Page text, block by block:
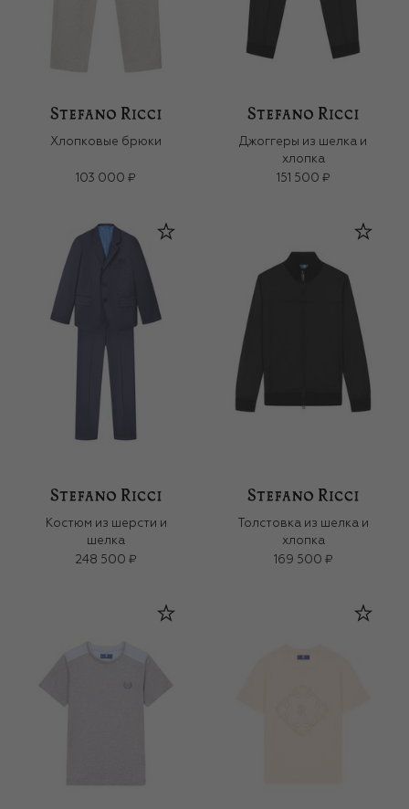
Хлопковые брюки
103 000 ₽
Джоггеры из шелка и
хлопка
151 500 ₽
Костюм из шерсти и
шелка
248 500 ₽
Толстовка из шелка и
хлопка
169 500 ₽